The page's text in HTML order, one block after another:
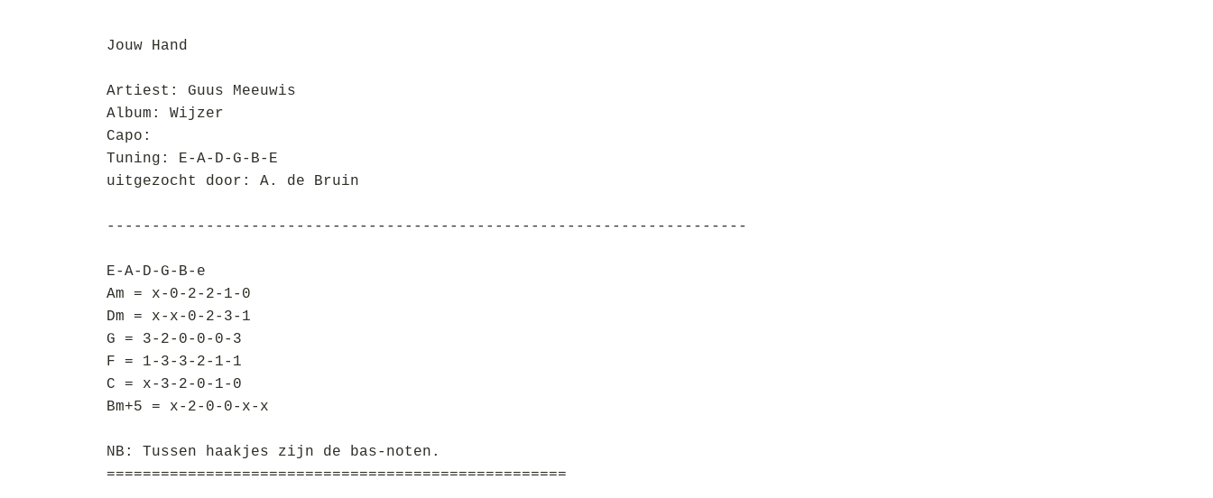
Jouw Hand
Artiest: Guus Meeuwis
Album: Wijzer
Capo:
Tuning: E-A-D-G-B-E
uitgezocht door: A. de Bruin
-----------------------------------------------------------------------
E-A-D-G-B-e
Am = x-0-2-2-1-0
Dm = x-x-0-2-3-1
G = 3-2-0-0-0-3
F = 1-3-3-2-1-1
C = x-3-2-0-1-0
Bm+5 = x-2-0-0-x-x
NB: Tussen haakjes zijn de bas-noten.
===================================================